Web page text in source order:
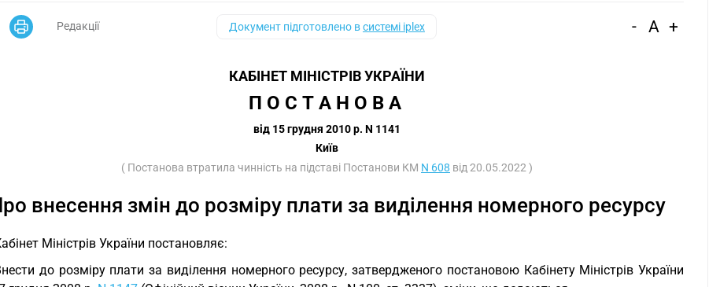
Редакції Документ підготовлено всистемі iplex - A +
КАБІНЕТ МІНІСТРІВ УКРАЇНИ
П О С Т А Н О В А
від 15 грудня 2010 р. N 1141
Київ
( Постанова втратила чинність на підставі Постанови КМ N 608 від 20.05.2022 )
внесення змін до розміру плати за виділення номерного ресурсу
Міністрів України постановляє:
до розміру плати за виділення номерного ресурсу, затвердженого постановою Кабінету Міністрів України